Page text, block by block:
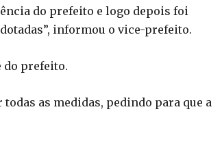
do prefeito e logo depois foi
informou o vice-prefeito.
do prefeito.
as medidas, pedindo para que a